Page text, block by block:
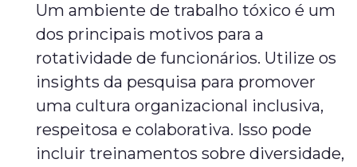
Um ambiente de trabalho tóxico é um
dos principais motivos para a
rotatividade de funcionários. Utilize os
insights da pesquisa para promover
uma cultura organizacional inclusiva,
respeitosa e colaborativa. Isso pode
incluir treinamentos sobre diversidade,